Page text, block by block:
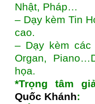
Nhật, Pháp…
– Dạy kèm Tin
cao.
– Dạy kèm các
Organ,
họa.
*Trọng tâm
Quốc Khánh: